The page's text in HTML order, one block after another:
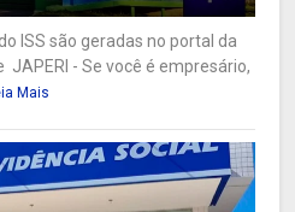
ISS são geradas no portal da
- Se você é empresário,
Mais